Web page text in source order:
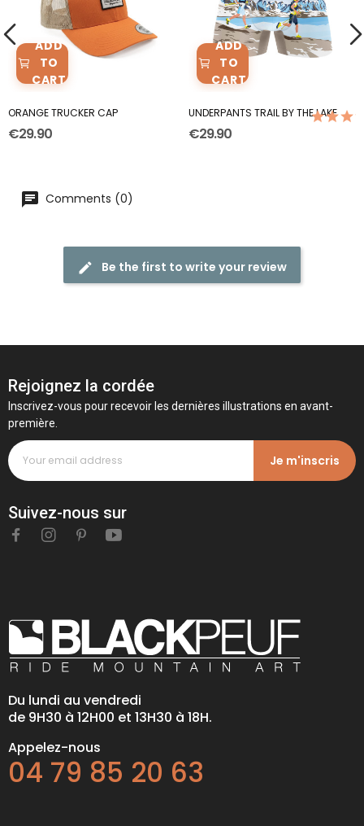
(2)
ADD
TO
CART
ORANGE TRUCKER CAP
€29.90
ADD
TO
CART
UNDERPANTS TRAIL BY THE LAKE
€29.90
Comments (0)
Be the first to write your review
Rejoignez la cordée
Inscrivez-vous pour recevoir les dernières illustrations en avant-
première.
Je m'inscris
Suivez-nous sur
Du lundi au vendredi
de 9H30 à 12H00 et 13H30 à 18H.
Appelez-nous
04 79 85 20 63